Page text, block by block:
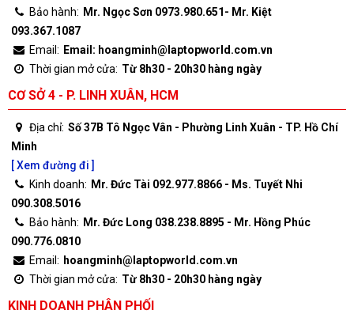
Bảo hành: Mr. Ngọc Sơn 0973.980.651- Mr. Kiệt
093.367.1087
Email: Email: hoangminh@laptopworld.com.vn
Thời gian mở cửa: Từ 8h30 - 20h30 hàng ngày
CƠ SỞ 4 - P. LINH XUÂN, HCM
Địa chỉ: Số 37B Tô Ngọc Vân - Phường Linh Xuân - TP. Hồ Chí
Minh
[ Xem đường đi ]
Kinh doanh: Mr. Đức Tài 092.977.8866 - Ms. Tuyết Nhi
090.308.5016
Bảo hành: Mr. Đức Long 038.238.8895 - Mr. Hồng Phúc
090.776.0810
Email: hoangminh@laptopworld.com.vn
Thời gian mở cửa: Từ 8h30 - 20h30 hàng ngày
KINH DOANH PHÂN PHỐI